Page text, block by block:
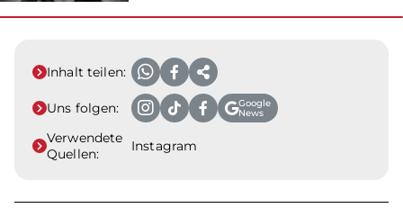
Inhalt teilen:
Uns folgen:
Google
News
Verwendete
Quellen:
Instagram